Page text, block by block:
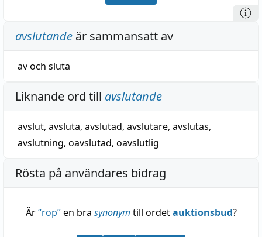
avslutande är sammansatt av
avoch sluta
Liknande ord till avslutande
avslut, avsluta, avslutad, avslutare, avslutas,
avslutning, oavslutad, oavslutlig
Rösta på användares bidrag
Är“rop”en bra synonym till ordetauktionsbud?